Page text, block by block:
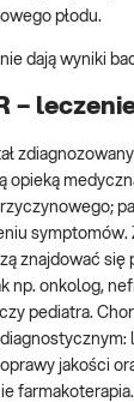
płodu.
dają wyniki
–
opieką
znajdować się
np. onkolog,
pediatra.
jakości